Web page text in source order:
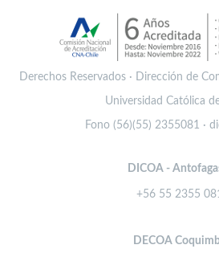
Derechos Reservados · Dirección de
Universidad Católica
Fono (56)(55) 2355081 ·
DICOA -
+56 55 2355 081
DECOA